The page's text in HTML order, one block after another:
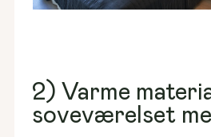
2) Varme
soveværelset